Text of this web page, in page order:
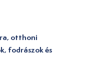
otthoni
fodrászok és